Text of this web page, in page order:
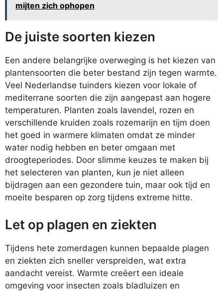
mijten zich ophopen
De juiste soorten kiezen
Een andere belangrijke overweging is het kiezen van
plantensoorten die beter bestand zijn tegen warmte.
Veel Nederlandse tuinders kiezen voor lokale of
mediterrane soorten die zijn aangepast aan hogere
temperaturen. Planten zoals lavendel, rozen en
verschillende kruiden zoals rozemarijn en tijm doen
het goed in warmere klimaten omdat ze minder
water nodig hebben en beter omgaan met
droogteperiodes. Door slimme keuzes te maken bij
het selecteren van planten, kun je niet alleen
bijdragen aan een gezondere tuin, maar ook tijd en
moeite besparen op zorg tijdens extreme hitte.
Let op plagen en ziekten
Tijdens hete zomerdagen kunnen bepaalde plagen
en ziekten zich sneller verspreiden, wat extra
aandacht vereist. Warmte creëert een ideale
omgeving voor insecten zoals bladluizen en